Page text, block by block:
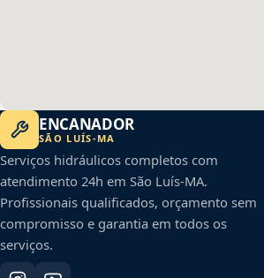
ENCANADOR
SÃO LUÍS-MA
Serviços hidráulicos completos com
atendimento 24h em São Luís-MA.
Profissionais qualificados, orçamento sem
compromisso e garantia em todos os
serviços.